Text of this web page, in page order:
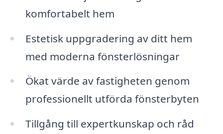
komfortabelt hem
Estetisk uppgradering av ditt hem
med moderna fönsterlösningar
Ökat värde av fastigheten genom
professionellt utförda fönsterbyten
Tillgång till expertkunskap och råd